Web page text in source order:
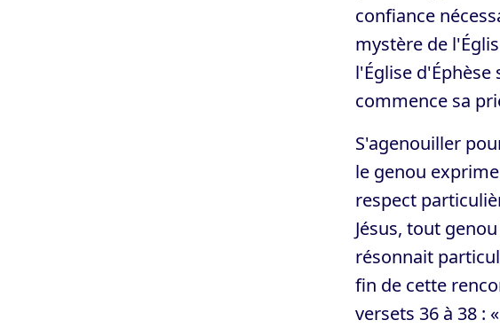
confiance
mystère de
l'Église
commence sa
S'agenouiller
le genou
respect
Jésus, tout
résonnait
fin de cette
versets 36 à 38 :